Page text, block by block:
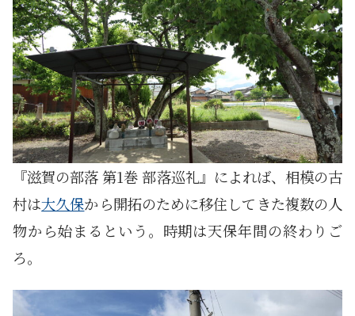
『滋賀の部落 第1巻 部落巡礼』によれば、相模の古
村は大久保から開拓のために移住してきた複数の人
物から始まるという。時期は天保年間の終わりご
ろ。